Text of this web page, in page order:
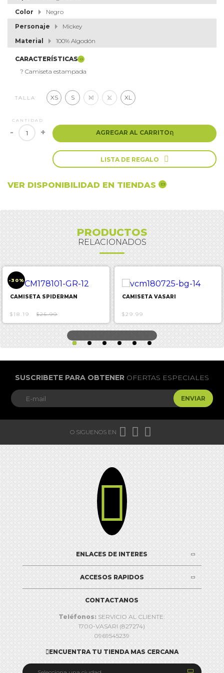
Color
Negro
Personaje
Mickey
Material
100% Algodón
CARACTERÍSTICAS
? Camiseta estampada
TALLA XS S M L XL
CANTIDAD
- + AGREGAR AL CARRITOຐ
LISTA DE REGALO 
VER DISPONIBILIDAD EN TIENDAS
PRODUCTOS
RELACIONADOS
-30%
CAMISETA SPIDERMAN
$18.19 $25.99
CAMISETA VASARI
$29.99
SUSCRIBETE PARA OBTENER OFERTAS ESPECIALES
ENVIAR
O SIGUENOS EN   

ENLACES DE INTERES
ACCESOS RAPIDOS
CONTACTANOS
Teléfonos: SERVICIO AL CLIENTE:
1700-VASARI (827274)
0969545239
ENCUENTRA TU TIENDA MAS CERCANA
